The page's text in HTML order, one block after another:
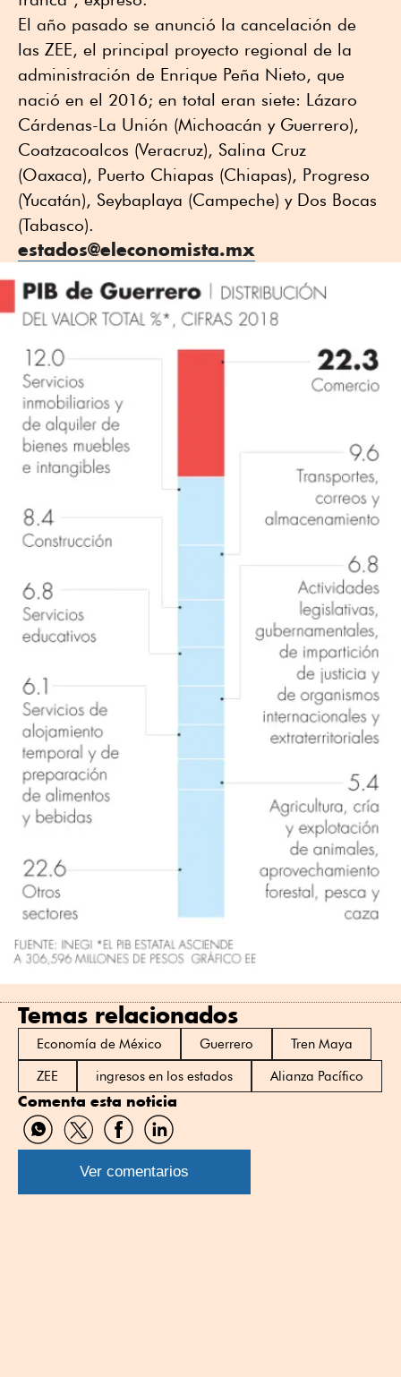
El año pasado se anunció la cancelación de
las ZEE, el principal proyecto regional de la
administración de Enrique Peña Nieto, que
nació en el 2016; en total eran siete: Lázaro
Cárdenas-La Unión (Michoacán y Guerrero),
Coatzacoalcos (Veracruz), Salina Cruz
(Oaxaca), Puerto Chiapas (Chiapas), Progreso
(Yucatán), Seybaplaya (Campeche) y Dos Bocas
(Tabasco).
estados@eleconomista.mx
Temas relacionados
Economía de México Guerrero
Tren Maya
ZEE
ingresos en los estados Alianza Pacífico
Comenta esta noticia
Compartir
por
WhatsApp
Compartir
por
Twitter
Compartir
por
Facebook
Compartir
por
Linkedin
Ver comentarios